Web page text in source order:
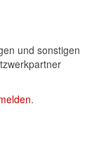
und sonstigen
.